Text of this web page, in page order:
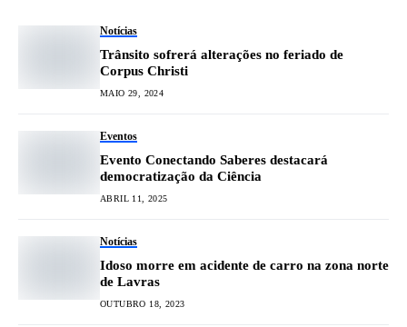
Notícias
Trânsito sofrerá alterações no feriado de
Corpus Christi
MAIO 29, 2024
Eventos
Evento Conectando Saberes destacará
democratização da Ciência
ABRIL 11, 2025
Notícias
Idoso morre em acidente de carro na zona norte
de Lavras
OUTUBRO 18, 2023